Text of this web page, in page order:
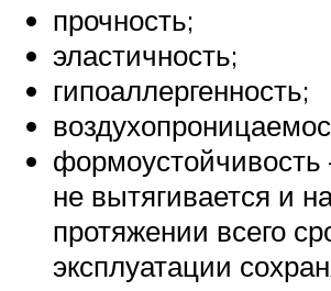
прочность;
эластичность;
гипоаллергенность;
формоустойчивость
не вытягивается и
протяжении всего
эксплуатации